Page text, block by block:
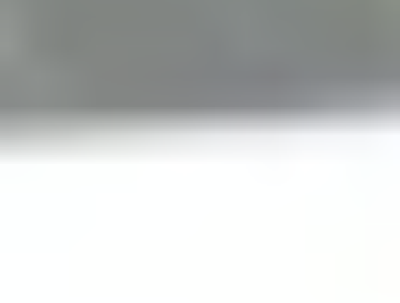
Restaurant,
Events &